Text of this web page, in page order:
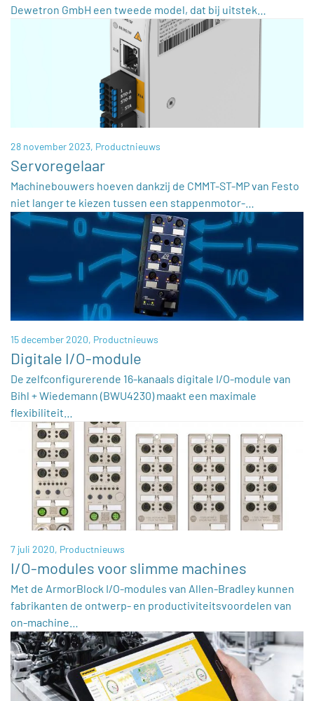
Dewetron GmbH een tweede model, dat bij uitstek…
28 november 2023, Productnieuws
Servoregelaar
Machinebouwers hoeven dankzij de CMMT-ST-MP van Festo
niet langer te kiezen tussen een stappenmotor-…
15 december 2020, Productnieuws
Digitale I/O-module
De zelfconfigurerende 16-kanaals digitale I/O-module van
Bihl + Wiedemann (BWU4230) maakt een maximale
flexibiliteit…
7 juli 2020, Productnieuws
I/O-modules voor slimme machines
Met de ArmorBlock I/O-modules van Allen-Bradley kunnen
fabrikanten de ontwerp- en productiviteitsvoordelen van
on-machine…